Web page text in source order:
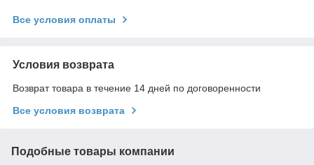
Все условия оплаты
Условия возврата
Возврат товара в течение 14 дней по договоренности
Все условия возврата
Подобные товары компании